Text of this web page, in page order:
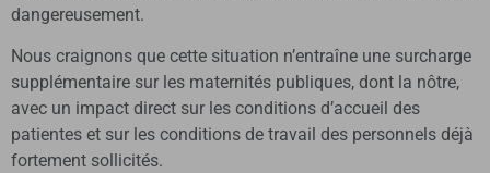
dangereusement.
Nous craignons que cette situation n’entraîne une surcharge
supplémentaire sur les maternités publiques, dont la nôtre,
avec un impact direct sur les conditions d’accueil des
patientes et sur les conditions de travail des personnels déjà
fortement sollicités.